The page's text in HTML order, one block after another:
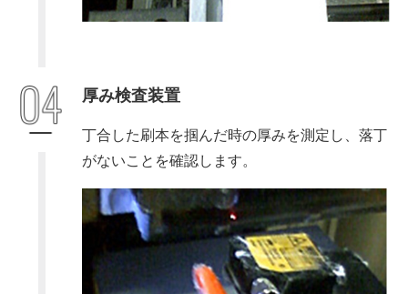
厚み検査装置
丁合した刷本を掴んだ時の厚みを測定し、落丁
がないことを確認します。